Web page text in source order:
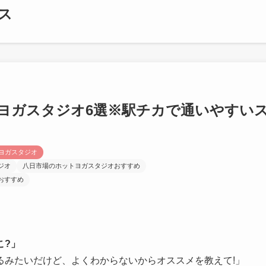
ガスタジオ6選※駅チカで通いやすい
ガスタジオ
オ
八日市場のホットヨガスタジオおすすめ
すすめ
」
たいだけど、よくわからないからオススメを教えて!」